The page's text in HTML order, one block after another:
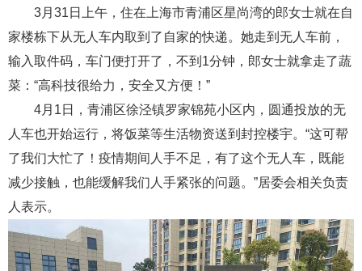
3月31日上午，住在上海市青浦区星尚湾的郎女士就在自
家楼栋下从无人车内取到了自家的快递。她走到无人车前，
输入取件码，车门便打开了，不到1分钟，郎女士就拿走了蔬
菜：“高科技很给力，安全又方便！”
4月1日，青浦区徐泾镇罗家锦苑小区内，圆通投放的无
人车也开始运行，将饭菜等生活物资送到封控楼宇。“这可帮
了我们大忙了！疫情期间人手不足，有了这个无人车，既能
减少接触，也能缓解我们人手紧张的问题。”居委会相关负责
人表示。